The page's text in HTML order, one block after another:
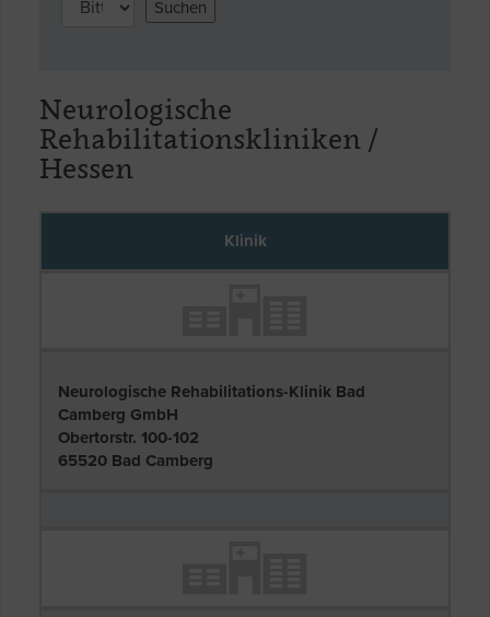
Neurologische
Rehabilitationskliniken /
Hessen
Klinik
Neurologische Rehabilitations-Klinik Bad
Camberg GmbH
Obertorstr. 100-102
65520 Bad Camberg